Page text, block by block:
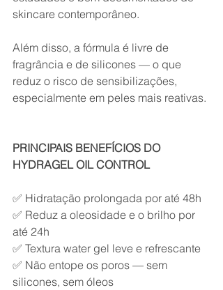
skincare contemporâneo.
Além disso, a fórmula é livre de
fragrância e de silicones — o que
reduz o risco de sensibilizações,
especialmente em peles mais reativas.
PRINCIPAIS BENEFÍCIOS DO
HYDRAGEL OIL CONTROL
✅ Hidratação prolongada por até 48h
✅ Reduz a oleosidade e o brilho por
até 24h
✅ Textura water gel leve e refrescante
✅ Não entope os poros — sem
silicones, sem óleos